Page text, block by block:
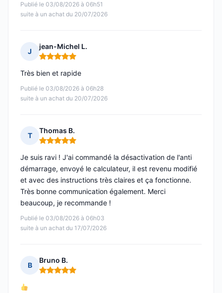
Publié le 03/08/2026 à 06h51
suite à un achat du 20/07/2026
J
jean-Michel L.
Note : 5 sur 5
Publié le 03/08/2026 à 06h28
suite à un achat du 20/07/2026
Très bien et rapide
T
Thomas B.
Note : 5 sur 5
Publié le 03/08/2026 à 06h03
suite à un achat du 17/07/2026
Je suis ravi ! J'ai commandé la désactivation de l'anti
démarrage, envoyé le calculateur, il est revenu modifié
et avec des instructions très claires et ça fonctionne.
Très bonne communication également. Merci
beaucoup, je recommande !
B
Bruno B.
Note : 5 sur 5